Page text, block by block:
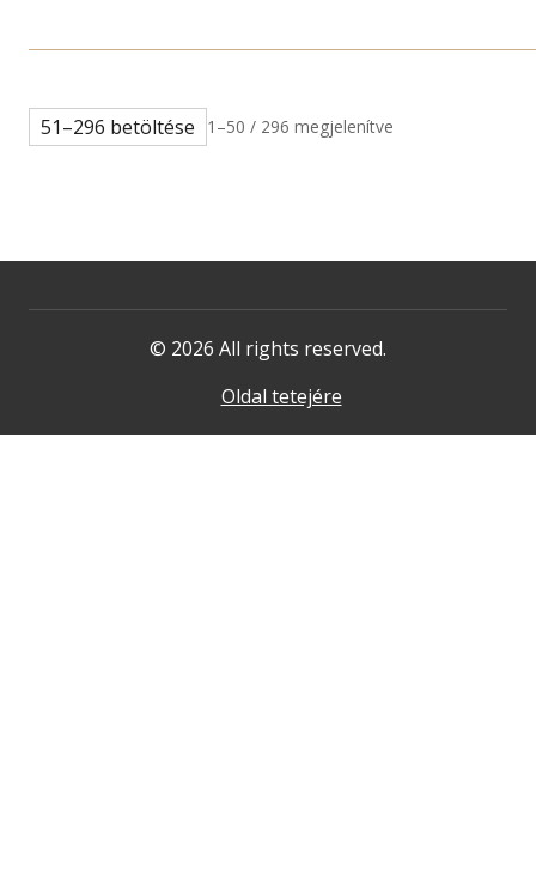
51–296 betöltése 1–50 / 296 megjelenítve
© 2026 All rights reserved.
Oldal tetejére